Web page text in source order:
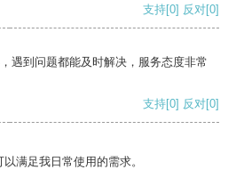
支持[0] 反对[0]
遇到问题都能及时解决，服务态度非常
支持[0] 反对[0]
满足我日常使用的需求。